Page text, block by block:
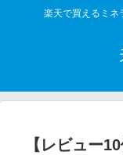
楽天で買えるミネ
【レビュー